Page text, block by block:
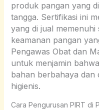
produk pangan yang
tangga. Sertifikasi ini
yang di jual
keamanan pangan
Pengawas Obat dan
untuk menjamin
bahan berbahaya dan
higienis.
Cara Pengurusan PIRT di